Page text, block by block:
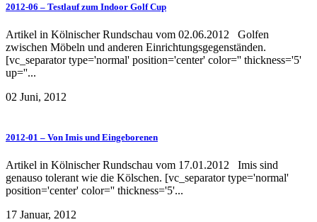
2012-06 – Testlauf zum Indoor Golf Cup
Artikel in Kölnischer Rundschau vom 02.06.2012 Golfen
zwischen Möbeln und anderen Einrichtungsgegenständen.
[vc_separator type='normal' position='center' color='' thickness='5'
up=''...
02 Juni, 2012
2012-01 – Von Imis und Eingeborenen
Artikel in Kölnischer Rundschau vom 17.01.2012 Imis sind
genauso tolerant wie die Kölschen. [vc_separator type='normal'
position='center' color='' thickness='5'...
17 Januar, 2012